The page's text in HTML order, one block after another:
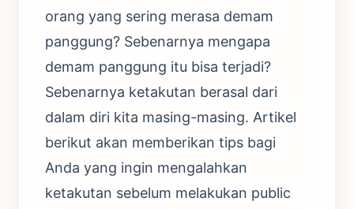
orang yang sering merasa demam
panggung? Sebenarnya mengapa
demam panggung itu bisa terjadi?
Sebenarnya ketakutan berasal dari
dalam diri kita masing-masing. Artikel
berikut akan memberikan tips bagi
Anda yang ingin mengalahkan
ketakutan sebelum melakukan public